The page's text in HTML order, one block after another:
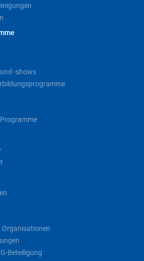
-shows
Organisationen
Beteiligung